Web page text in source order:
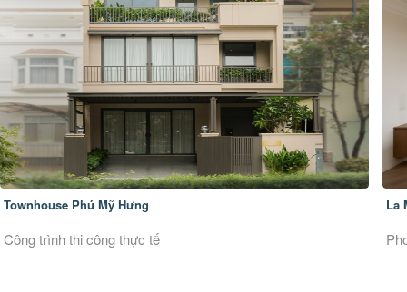
La Maison Douce
Phong cách thiết kế Đương đại